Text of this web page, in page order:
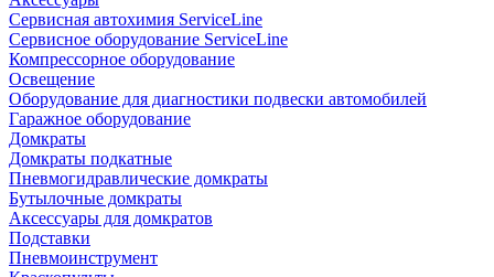
Сервисная автохимия ServiceLine
Сервисное оборудование ServiceLine
Компрессорное оборудование
Освещение
Оборудование для диагностики подвески автомобилей
Гаражное оборудование
Домкраты
Домкраты подкатные
Пневмогидравлические домкраты
Бутылочные домкраты
Аксессуары для домкратов
Подставки
Пневмоинструмент